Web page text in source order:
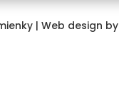
| Web design by